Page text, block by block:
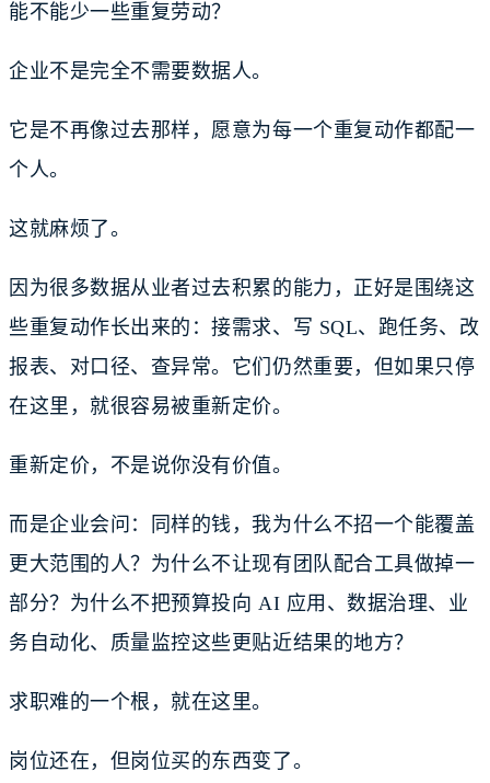
能不能少一些重复劳动？
企业不是完全不需要数据人。
它是不再像过去那样，愿意为每一个重复动作都配一
个人。
这就麻烦了。
因为很多数据从业者过去积累的能力，正好是围绕这
些重复动作长出来的：接需求、写 SQL、跑任务、改
报表、对口径、查异常。它们仍然重要，但如果只停
在这里，就很容易被重新定价。
重新定价，不是说你没有价值。
而是企业会问：同样的钱，我为什么不招一个能覆盖
更大范围的人？为什么不让现有团队配合工具做掉一
部分？为什么不把预算投向 AI 应用、数据治理、业
务自动化、质量监控这些更贴近结果的地方？
求职难的一个根，就在这里。
岗位还在，但岗位买的东西变了。